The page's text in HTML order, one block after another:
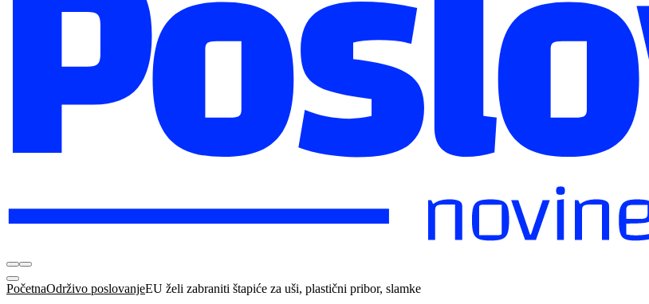
PočetnaOdrživo poslovanjeEU želi zabraniti štapiće za uši, plastični pribor, slamke